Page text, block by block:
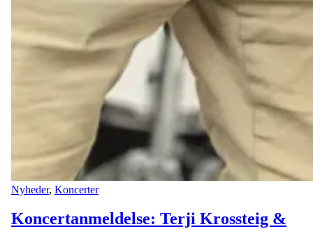
Nyheder, Koncerter
Koncertanmeldelse: Terji Krossteig &